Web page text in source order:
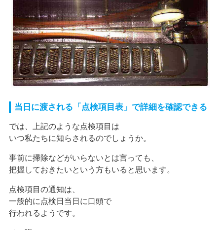
当日に渡される「点検項目表」で詳細を確認できる
では、上記のような点検項目は
いつ私たちに知らされるのでしょうか。
事前に掃除などがいらないとは言っても、
把握しておきたいという方もいると思います。
点検項目の通知は、
一般的に点検日当日に口頭で
行われるようです。